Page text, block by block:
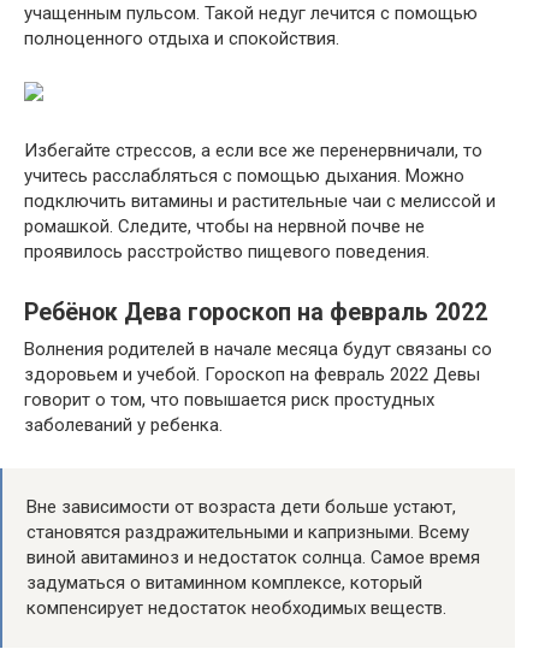
учащенным пульсом. Такой недуг лечится с помощью
полноценного отдыха и спокойствия.
Избегайте стрессов, а если все же перенервничали, то
учитесь расслабляться с помощью дыхания. Можно
подключить витамины и растительные чаи с мелиссой и
ромашкой. Следите, чтобы на нервной почве не
проявилось расстройство пищевого поведения.
Ребёнок Дева гороскоп на февраль 2022
Волнения родителей в начале месяца будут связаны со
здоровьем и учебой. Гороскоп на февраль 2022 Девы
говорит о том, что повышается риск простудных
заболеваний у ребенка.
Вне зависимости от возраста дети больше устают,
становятся раздражительными и капризными. Всему
виной авитаминоз и недостаток солнца. Самое время
задуматься о витаминном комплексе, который
компенсирует недостаток необходимых веществ.